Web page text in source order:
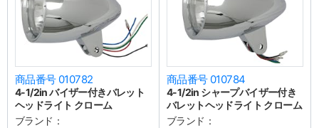
商品番号 010782
4-1/2in バイザー付きバレット
ヘッドライト クローム
ブランド：
商品番号 010784
4-1/2in シャープバイザー付き
バレットヘッドライト クローム
ブランド：